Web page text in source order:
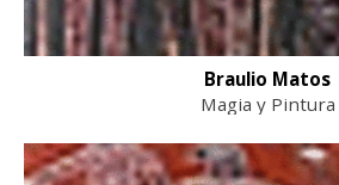
Braulio Matos
Magia y Pintura